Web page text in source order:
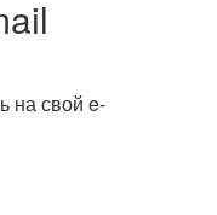
на свой e-